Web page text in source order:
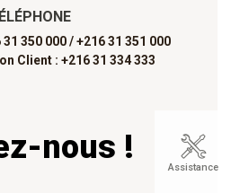
350 000 / +216 31 351 000
Client : +216 31 334 333
nous !
Assistance